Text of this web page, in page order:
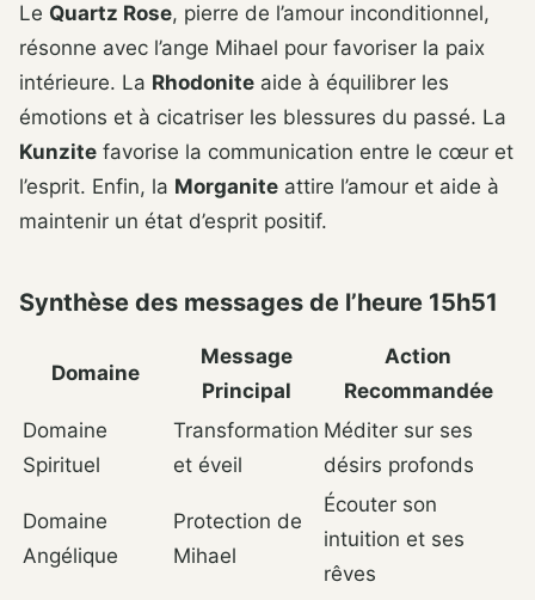
Le Quartz Rose, pierre de l’amour inconditionnel,
résonne avec l’ange Mihael pour favoriser la paix
intérieure. La Rhodonite aide à équilibrer les
émotions et à cicatriser les blessures du passé. La
Kunzite favorise la communication entre le cœur et
l’esprit. Enfin, la Morganite attire l’amour et aide à
maintenir un état d’esprit positif.
Synthèse des messages de l’heure 15h51
Domaine
Message
Principal
Action
Recommandée
Domaine
Spirituel
Transformation
et éveil
Méditer sur ses
désirs profonds
Domaine
Angélique
Protection de
Mihael
Écouter son
intuition et ses
rêves